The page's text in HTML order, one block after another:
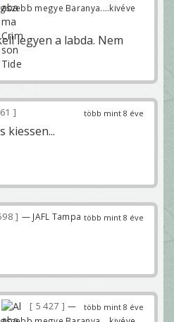
megye Baranya....kivéve
legyen a labda. Nem
több mint 8 éve
kiessen...
több mint 8 éve
— JAFL Tampa
több mint 8 éve
5 427
—